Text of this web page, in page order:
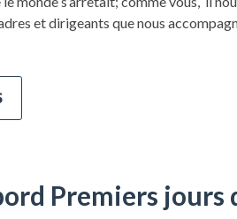
et dirigeants que nous
Premiers jours